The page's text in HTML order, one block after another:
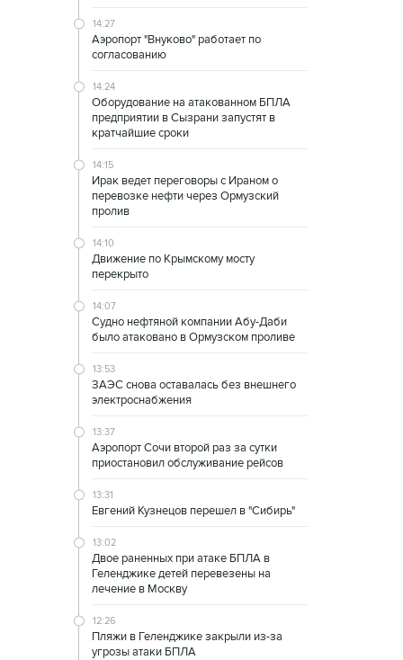
14:27
Аэропорт "Внуково" работает по
согласованию
14:24
Оборудование на атакованном БПЛА
предприятии в Сызрани запустят в
кратчайшие сроки
14:15
Ирак ведет переговоры с Ираном о
перевозке нефти через Ормузский
пролив
14:10
Движение по Крымскому мосту
перекрыто
14:07
Судно нефтяной компании Абу-Даби
было атаковано в Ормузском проливе
13:53
ЗАЭС снова оставалась без внешнего
электроснабжения
13:37
Аэропорт Сочи второй раз за сутки
приостановил обслуживание рейсов
13:31
Евгений Кузнецов перешел в "Сибирь"
13:02
Двое раненных при атаке БПЛА в
Геленджике детей перевезены на
лечение в Москву
12:26
Пляжи в Геленджике закрыли из-за
угрозы атаки БПЛА